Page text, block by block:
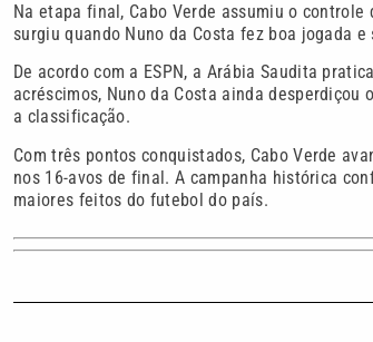
Na etapa final, Cabo Verde assumiu o
surgiu quando Nuno da Costa fez boa jogada
De acordo com a ESPN, a Arábia Saudita
acréscimos, Nuno da Costa ainda
a classificação.
Com três pontos conquistados, Cabo Verde
nos 16-avos de final. A campanha histórica
maiores feitos do futebol do país.